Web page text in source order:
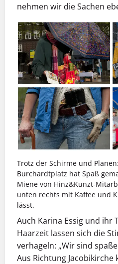
nehmen wir die Sachen
Trotz der Schirme und
Burchardtplatz hat Spaß
Miene von Hinz&Kunzt-
unten rechts mit Kaffee und
lässt.
Auch Karina Essig und ihr
Haarzeit lassen sich die
verhageln: „Wir sind
Aus Richtung Jacobikirche